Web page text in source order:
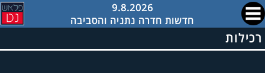
9.8.2026
חדשות חדרה נתניה והסביבה
רכילות